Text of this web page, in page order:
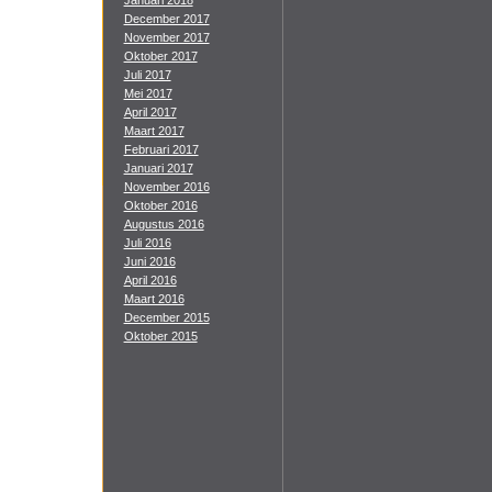
December 2017
November 2017
Oktober 2017
Juli 2017
Mei 2017
April 2017
Maart 2017
Februari 2017
Januari 2017
November 2016
Oktober 2016
Augustus 2016
Juli 2016
Juni 2016
April 2016
Maart 2016
December 2015
Oktober 2015